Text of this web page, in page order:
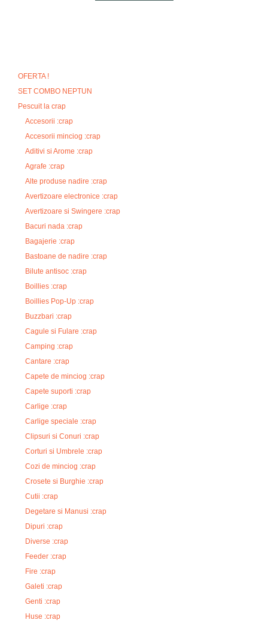
OFERTA !
SET COMBO NEPTUN
Pescuit la crap
Accesorii :crap
Accesorii minciog :crap
Aditivi si Arome :crap
Agrafe :crap
Alte produse nadire :crap
Avertizoare electronice :crap
Avertizoare si Swingere :crap
Bacuri nada :crap
Bagajerie :crap
Bastoane de nadire :crap
Bilute antisoc :crap
Boillies :crap
Boillies Pop-Up :crap
Buzzbari :crap
Cagule si Fulare :crap
Camping :crap
Cantare :crap
Capete de minciog :crap
Capete suporti :crap
Carlige :crap
Carlige speciale :crap
Clipsuri si Conuri :crap
Corturi si Umbrele :crap
Cozi de minciog :crap
Crosete si Burghie :crap
Cutii :crap
Degetare si Manusi :crap
Dipuri :crap
Diverse :crap
Feeder :crap
Fire :crap
Galeti :crap
Genti :crap
Huse :crap